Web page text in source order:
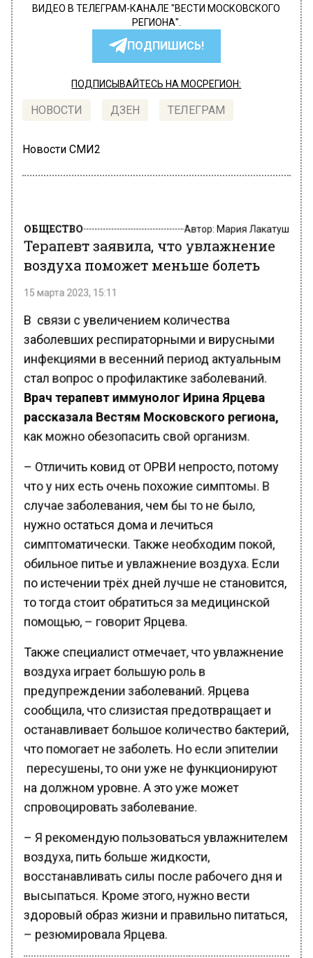
ВИДЕО В ТЕЛЕГРАМ-КАНАЛЕ "ВЕСТИ МОСКОВСКОГО
РЕГИОНА".
ПОДПИШИСЬ!
ПОДПИСЫВАЙТЕСЬ НА МОСРЕГИОН:
НОВОСТИ ДЗЕН ТЕЛЕГРАМ
Новости СМИ2
ОБЩЕСТВО Автор: Мария Лакатуш
Терапевт заявила, что увлажнение
воздуха поможет меньше болеть
15 марта 2023, 15:11
В связи с увеличением количества
заболевших респираторными и вирусными
инфекциями в весенний период актуальным
стал вопрос о профилактике заболеваний.
Врач терапевт иммунолог Ирина Ярцева
рассказала Вестям Московского региона,
как можно обезопасить свой организм.
– Отличить ковид от ОРВИ непросто, потому
что у них есть очень похожие симптомы. В
случае заболевания, чем бы то не было,
нужно остаться дома и лечиться
симптоматически. Также необходим покой,
обильное питье и увлажнение воздуха. Если
по истечении трёх дней лучше не становится,
то тогда стоит обратиться за медицинской
помощью, – говорит Ярцева.
Также специалист отмечает, что увлажнение
воздуха играет большую роль в
предупреждении заболеваний. Ярцева
сообщила, что слизистая предотвращает и
останавливает большое количество бактерий,
что помогает не заболеть. Но если эпителии
пересушены, то они уже не функционируют
на должном уровне. А это уже может
спровоцировать заболевание.
– Я рекомендую пользоваться увлажнителем
воздуха, пить больше жидкости,
восстанавливать силы после рабочего дня и
высыпаться. Кроме этого, нужно вести
здоровый образ жизни и правильно питаться,
– резюмировала Ярцева.